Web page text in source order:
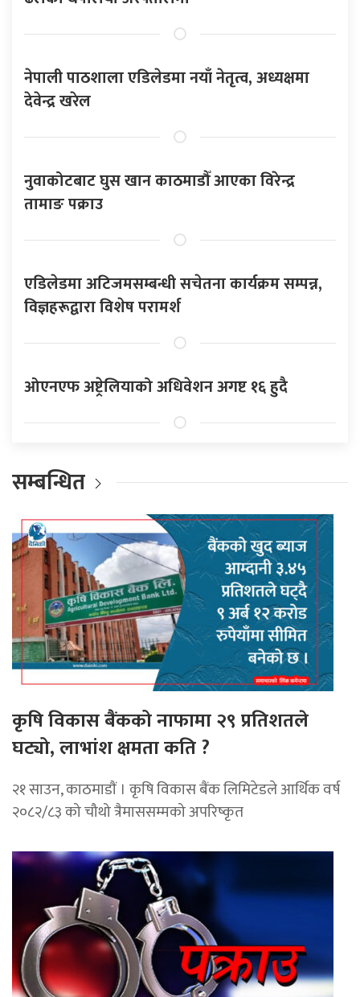
नेपाली पाठशाला एडिलेडमा नयाँ नेतृत्व, अध्यक्षमा
देवेन्द्र खरेल
नुवाकोटबाट घुस खान काठमाडौँ आएका विरेन्द्र
तामाङ पक्राउ
एडिलेडमा अटिजमसम्बन्धी सचेतना कार्यक्रम सम्पन्न,
विज्ञहरूद्वारा विशेष परामर्श
ओएनएफ अष्ट्रेलियाको अधिवेशन अगष्ट १६ हुदै
सम्बन्धित
कृषि विकास बैंकको नाफामा २९ प्रतिशतले
घट्यो, लाभांश क्षमता कति ?
२१ साउन, काठमाडाैं । कृषि विकास बैंक लिमिटेडले आर्थिक वर्ष
२०८२/८३ को चौथो त्रैमाससम्मको अपरिष्कृत